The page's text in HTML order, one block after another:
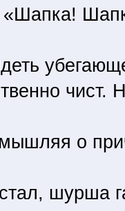
чист.
о
шурша